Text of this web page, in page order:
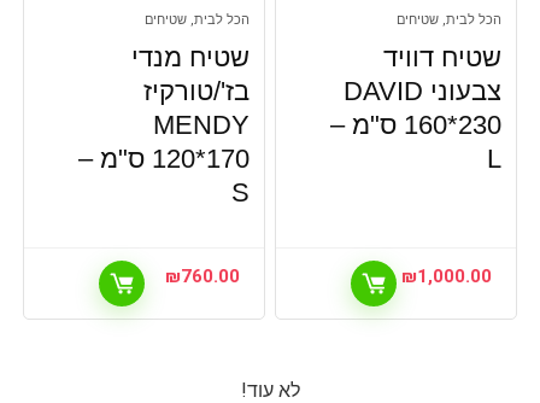
הכל לבית, שטיחים
שטיח דוויד
צבעוני DAVID
160*230 ס"מ –
L
₪1,000.00
הכל לבית, שטיחים
שטיח מנדי
בז'/טורקיז
MENDY
120*170 ס"מ –
S
₪760.00
לא עוד!